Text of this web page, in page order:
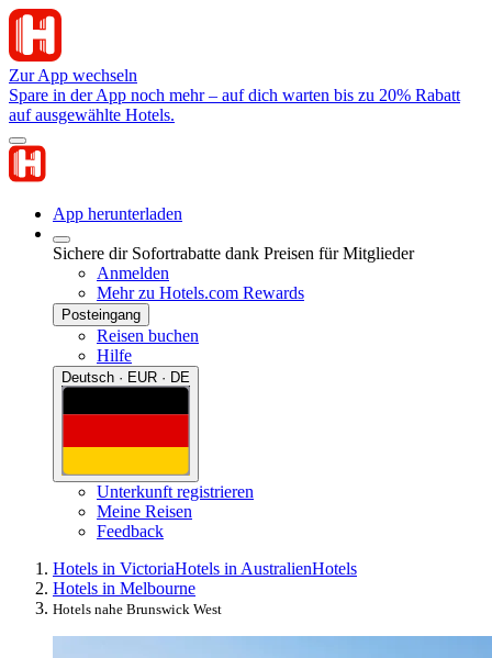
Zur App wechseln
Spare in der App noch mehr – auf dich warten bis zu 20% Rabatt
auf ausgewählte Hotels.
App herunterladen
Sichere dir Sofortrabatte dank Preisen für Mitglieder
Anmelden
Mehr zu Hotels.com Rewards
Posteingang
Reisen buchen
Hilfe
Deutsch · EUR · DE
Unterkunft registrieren
Meine Reisen
Feedback
Hotels in VictoriaHotels in AustralienHotels
Hotels in Melbourne
Hotels nahe Brunswick West